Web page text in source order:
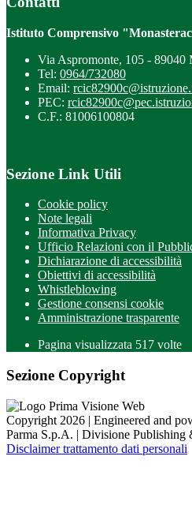
Istituto Comprensivo
Via Aspromonte, 105 - 89040
Tel: 0964/732080
Email:
PEC:
C.F.: 81006100804
Sezione Link Utili
Cookie policy
Note legali
Informativa Privacy
Ufficio Relazioni con il
Dichiarazione di accessibilità
Obiettivi di accessibilità
Whistleblowing
Gestione consensi cookie
Amministrazione trasparente
Pagina visualizzata 517 volte
Sezione Copyright
Copyright 2026 | Engineered and
Parma S.p.A. | Divisione Publishing
Disclaimer trattamento dati personali